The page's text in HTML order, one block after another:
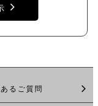
るご質問